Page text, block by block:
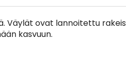
Väylät ovat lannoitettu
kasvuun.